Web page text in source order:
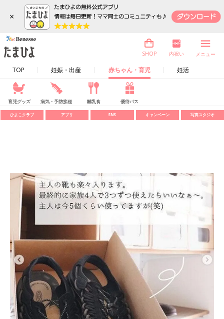
×
TOP 妊娠・出産 赤ちゃん・育児 妊活
SHOP 内祝い メニュー
育児グッズ 病気・予防接種 離乳食 優待パス
ひよこクラブ アプリ SNS キャンペーン 写真スタジオ